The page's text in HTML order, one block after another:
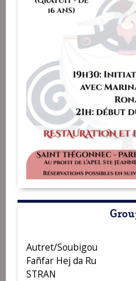
Autret/Soubigou
Fañfar Hej da Ru
STRAN